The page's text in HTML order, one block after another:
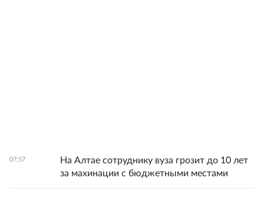
07:57
На Алтае сотруднику вуза грозит до 10 лет
за махинации с бюджетными местами